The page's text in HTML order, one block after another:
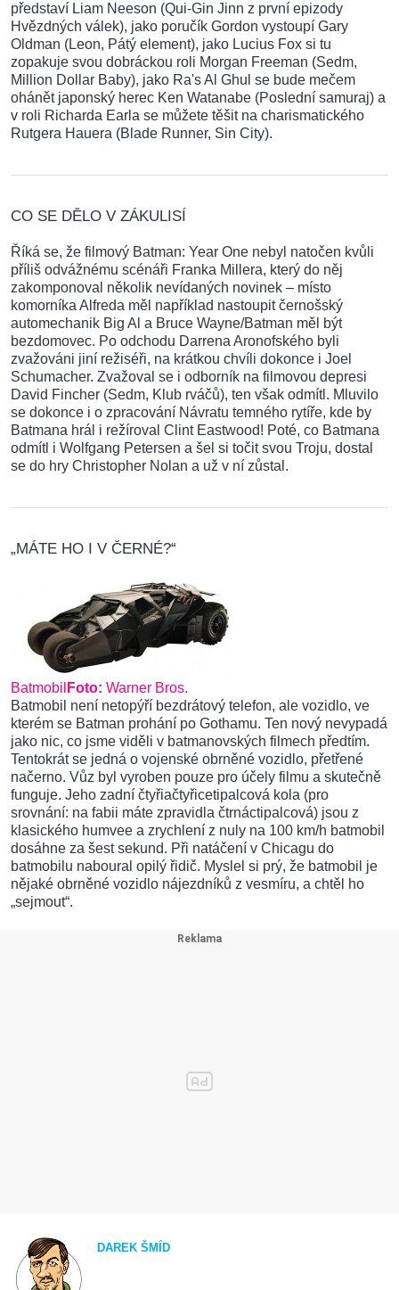
představí Liam Neeson (Qui-Gin Jinn z první epizody
Hvězdných válek), jako poručík Gordon vystoupí Gary
Oldman (Leon, Pátý element), jako Lucius Fox si tu
zopakuje svou dobráckou roli Morgan Freeman (Sedm,
Million Dollar Baby), jako Ra's Al Ghul se bude mečem
ohánět japonský herec Ken Watanabe (Poslední samuraj) a
v roli Richarda Earla se můžete těšit na charismatického
Rutgera Hauera (Blade Runner, Sin City).
CO SE DĚLO V ZÁKULISÍ
Říká se, že filmový Batman: Year One nebyl natočen kvůli
příliš odvážnému scénáři Franka Millera, který do něj
zakomponoval několik nevídaných novinek – místo
komorníka Alfreda měl například nastoupit černošský
automechanik Big Al a Bruce Wayne/Batman měl být
bezdomovec. Po odchodu Darrena Aronofského byli
zvažováni jiní režiséři, na krátkou chvíli dokonce i Joel
Schumacher. Zvažoval se i odborník na filmovou depresi
David Fincher (Sedm, Klub rváčů), ten však odmítl. Mluvilo
se dokonce i o zpracování Návratu temného rytíře, kde by
Batmana hrál i režíroval Clint Eastwood! Poté, co Batmana
odmítl i Wolfgang Petersen a šel si točit svou Troju, dostal
se do hry Christopher Nolan a už v ní zůstal.
„MÁTE HO I V ČERNÉ?“
Batmobil Foto: Warner Bros.
Batmobil není netopýří bezdrátový telefon, ale vozidlo, ve
kterém se Batman prohání po Gothamu. Ten nový nevypadá
jako nic, co jsme viděli v batmanovských filmech předtím.
Tentokrát se jedná o vojenské obrněné vozidlo, přetřené
načerno. Vůz byl vyroben pouze pro účely filmu a skutečně
funguje. Jeho zadní čtyřiačtyřicetipalcová kola (pro
srovnání: na fabii máte zpravidla čtrnáctipalcová) jsou z
klasického humvee a zrychlení z nuly na 100 km/h batmobil
dosáhne za šest sekund. Při natáčení v Chicagu do
batmobilu naboural opilý řidič. Myslel si prý, že batmobil je
nějaké obrněné vozidlo nájezdníků z vesmíru, a chtěl ho
„sejmout“.
DAREK ŠMÍD